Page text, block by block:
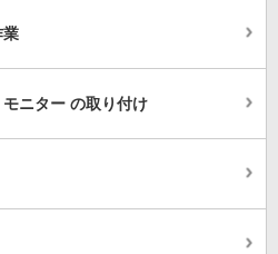
業
ニター の取り付け